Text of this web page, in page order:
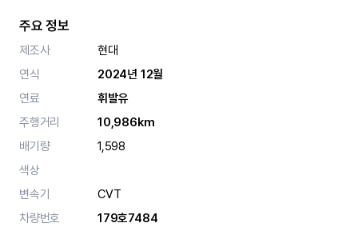
주요 정보
제조사
현대
연식
2024년 12월
연료
휘발유
주행거리
10,986km
배기량
1,598
색상
변속기
CVT
차량번호
179호7484